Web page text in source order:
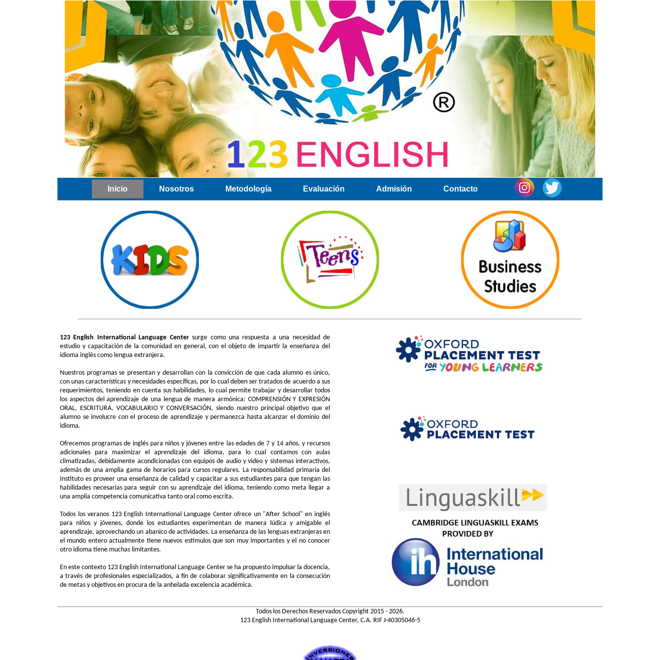
Inicio Nosotros Metodología Evaluación Admisión Contacto
123 English International Language Centersurge como una respuesta a una necesidad de
estudio y capacitación de la comunidad en general, con el objeto de impartir la enseñanza del
idioma inglés como lengua extranjera.
Nuestros programas se presentan y desarrollan con la convicción de que cada alumno es único,
con unas características y necesidades específicas, por lo cual deben ser tratados de acuerdo a sus
requerimientos, teniendo en cuenta sus habilidades, lo cual permite trabajar y desarrollar todos
los aspectos del aprendizaje de una lengua de manera armónica: COMPRENSIÓN Y EXPRESIÓN
ORAL, ESCRITURA, VOCABULARIO Y CONVERSACIÓN, siendo nuestro principal objetivo que el
alumno se involucre con el proceso de aprendizaje y permanezca hasta alcanzar el dominio del
idioma.
Ofrecemos programas de inglés para niños y jóvenes entre las edades de 7 y 14 años, y recursos
adicionales para maximizar el aprendizaje del idioma, para lo cual contamos con aulas
climatizadas, debidamente acondicionadas con equipos de audio y video y sistemas interactivos,
además de una amplia gama de horarios para cursos regulares. La responsabilidad primaria del
Instituto es proveer una enseñanza de calidad y capacitar a sus estudiantes para que tengan las
habilidades necesarias para seguir con su aprendizaje del idioma, teniendo como meta llegar a
una amplia competencia comunicativa tanto oral como escrita.
Todos los veranos 123 English International Language Center ofrece un "After School" en inglés
para niños y jóvenes, donde los estudiantes experimentan de manera lúdica y amigable el
aprendizaje, aprovechando un abanico de actividades. La enseñanza de las lenguas extranjeras en
el mundo entero actualmente tiene nuevos estímulos que son muy importantes y el no conocer
otro idioma tiene muchas limitantes.
En este contexto 123 English International Language Center se ha propuesto impulsar la docencia,
a través de profesionales especializados, a fin de colaborar significativamente en la consecución
de metas y objetivos en procura de la anhelada excelencia académica.
Todos los Derechos Reservados Copyright 2015 - 2026.
123 English International Language Center, C.A. RIF J-40305046-5